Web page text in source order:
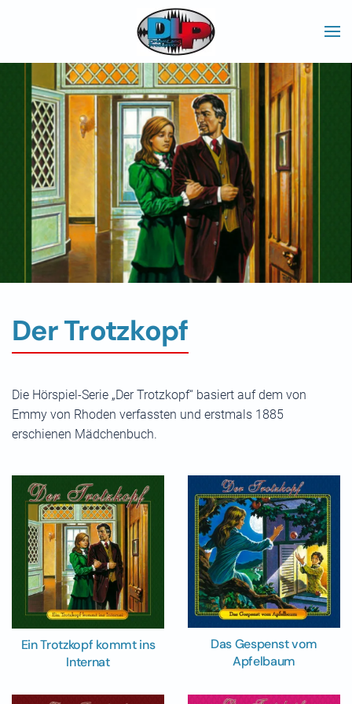
Skip to main content
Der Trotzkopf
Die Hörspiel-Serie „Der Trotzkopf“ basiert auf dem von
Emmy von Rhoden verfassten und erstmals 1885
erschienen Mädchenbuch.
Ein Trotzkopf kommt ins
Internat
Das Gespenst vom
Apfelbaum